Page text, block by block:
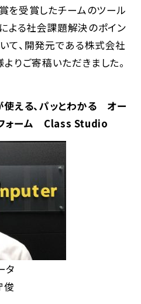
を受賞したチームのツール
よる社会課題解決のポイン
て、開発元である株式会社
りご寄稿いただきました。
使える、パッとわかる オー
フォーム Class Studio
タ
俊